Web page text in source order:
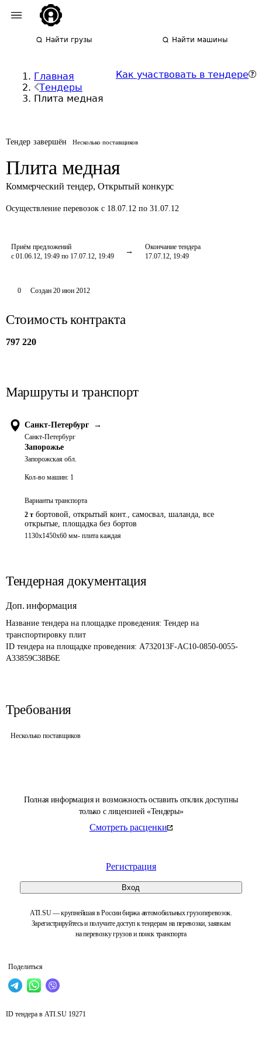
Найти грузы Найти машины
Главная
Тендеры
Плита медная
Как участвовать в тендере
Тендер завершён Несколько поставщиков
Плита медная
Коммерческий тендер, Открытый конкурс
Осуществление перевозок с 18.07.12 по 31.07.12
Приём предложений
с 01.06.12, 19:49 по 17.07.12, 19:49
Окончание тендера
17.07.12, 19:49
Полная информация и возможность оставить отклик доступны
только с лицензией «Тендеры»
Смотреть расценки
Регистрация
Вход
ATI.SU — крупнейшая в России биржа автомобильных грузоперевозок.
Зарегистрируйтесь и получите доступ к тендерам на перевозки, заявкам
на перевозку грузов и поиск транспорта
Поделиться
0 Создан 20 июн 2012
Стоимость контракта
797 220
Маршруты и транспорт
Санкт-Петербург →
Санкт-Петербург
Запорожье
Запорожская обл.
Кол-во машин: 1
Варианты транспорта
2 т бортовой, открытый конт., самосвал, шаланда, все
открытые, площадка без бортов
1130х1450х60 мм- плита каждая
Тендерная документация
Доп. информация
Название тендера на площадке проведения: Тендер на
транспортировку плит
ID тендера на площадке проведения: A732013F-AC10-0850-0055-
A33859C38B6E
Требования
Несколько поставщиков
ID тендера в ATI.SU 19271